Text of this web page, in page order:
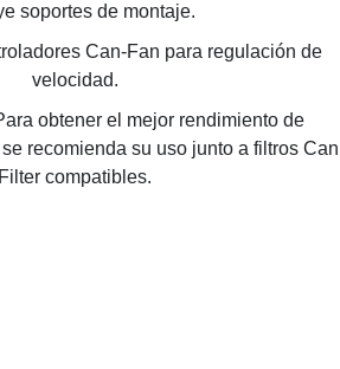
soportes de montaje.
Can-Fan para regulación de
velocidad.
obtener el mejor rendimiento de
recomienda su uso junto a filtros Can
Filter compatibles.